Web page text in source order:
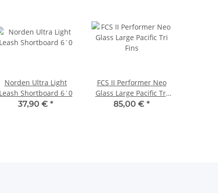
Norden Ultra Light
Leash Shortboard 6´0
37,90 € *
FCS II Performer Neo
Glass Large Pacific Tri
Fins
85,00 € *